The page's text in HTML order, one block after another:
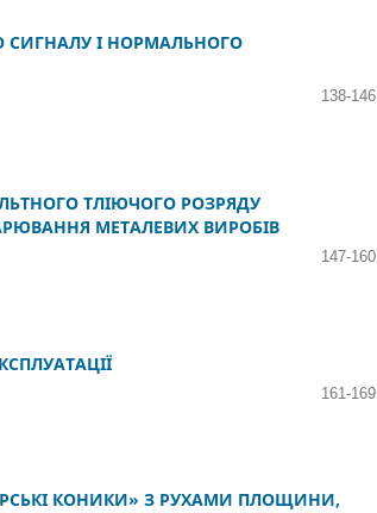
СИГНАЛУ І НОРМАЛЬНОГО
138-146
ТЛІЮЧОГО РОЗРЯДУ
МЕТАЛЕВИХ ВИРОБІВ
147-160
161-169
КОНИКИ» З РУХАМИ ПЛОЩИНИ,